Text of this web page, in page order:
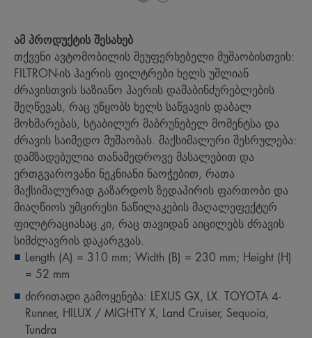
ამ პროდუქტის შესახებ
თქვენი ავტომობილის შეუფერხებელი მუშაობისთვის:
FILTRON-ის ჰაერის ფილტრები ხელს უშლიან
ძრავისთვის საზიანო ჰაერის დამაბინძურებლების
შეღწევას, რაც უწყობს ხელს საწვავის დაბალ
მოხმარებას, სტაბილურ მაბრუნებელ მომენტსა და
ძრავის საიმედო მუშაობას. მაქსიმალური შესრულება:
დამზადებულია თანამედროვე მასალებით და
ერთგვაროვანი ნეკნიანი ნაოჭებით, რათა
მაქსიმალურად გაზარდოს ზედაპირის ფართობი და
მიაღწიოს უმცირესი ნაწილაკების მაღალეფექტურ
ფილტრაციასაც კი, რაც თავიდან აიცილებს ძრავის
სიმძლავრის დაკარგვას.
Length (A) = 310 mm; Width (B) = 230 mm; Height (H)
= 52 mm
ძირითადი გამოყენება: LEXUS GX, LX. TOYOTA 4-
Runner, HILUX / MIGHTY X, Land Cruiser, Sequoia,
Tundra